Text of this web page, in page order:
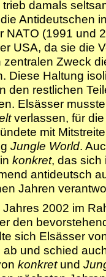
damals
Antideutschen
NATO (1991 und
USA, da sie die
zentralen Zweck
Diese Haltung
den restlichen
Elsässer
verlassen, für
mit
Jungle World.
konkret, das sich
antideutsch
Jahren
Jahres 2002 im
den
sich Elsässer
und schied
konkretund